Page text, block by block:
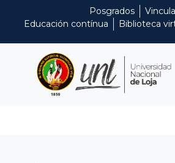
Posgrados
Educación contínua
Biblioteca